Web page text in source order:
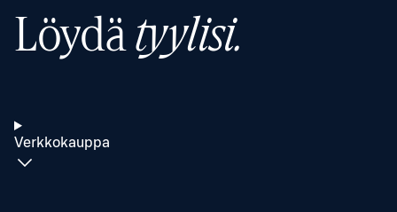
Löydätyylisi.
Verkkokauppa